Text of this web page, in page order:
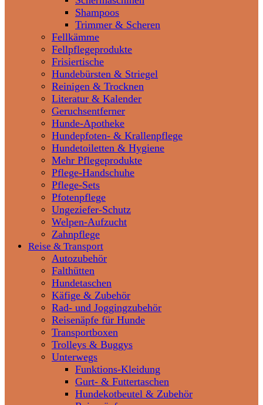
Shampoos
Trimmer & Scheren
Fellkämme
Fellpflegeprodukte
Frisiertische
Hundebürsten & Striegel
Reinigen & Trocknen
Literatur & Kalender
Geruchsentferner
Hunde-Apotheke
Hundepfoten- & Krallenpflege
Hundetoiletten & Hygiene
Mehr Pflegeprodukte
Pflege-Handschuhe
Pflege-Sets
Pfotenpflege
Ungeziefer-Schutz
Welpen-Aufzucht
Zahnpflege
Reise & Transport
Autozubehör
Falthütten
Hundetaschen
Käfige & Zubehör
Rad- und Joggingzubehör
Reisenäpfe für Hunde
Transportboxen
Trolleys & Buggys
Unterwegs
Funktions-Kleidung
Gurt- & Futtertaschen
Hundekotbeutel & Zubehör